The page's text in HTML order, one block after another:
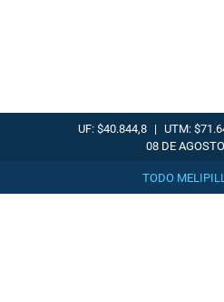
UF: $40.844,8 | UTM:
08 DE
TODO